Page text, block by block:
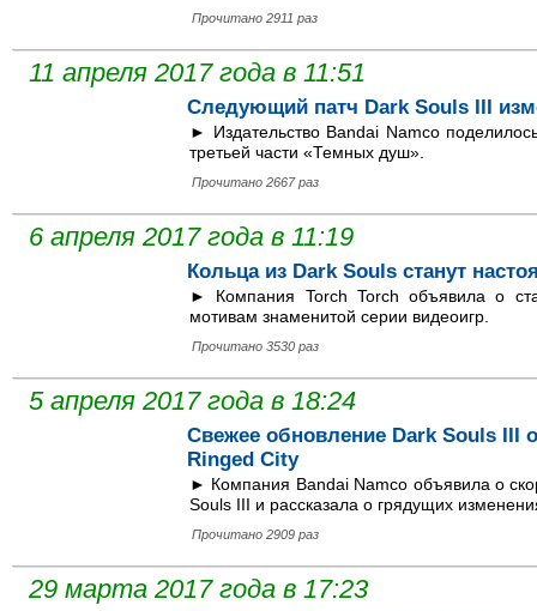
Прочитано 2911 раз
11 апреля 2017 года в 11:51
Следующий патч Dark Souls III
► Издательство Bandai Namco
третьей части «Темных душ».
Прочитано 2667 раз
6 апреля 2017 года в 11:19
Кольца из Dark Souls станут
► Компания Torch Torch объявила о
мотивам знаменитой серии видеоигр.
Прочитано 3530 раз
5 апреля 2017 года в 18:24
Свежее обновление Dark Souls III
Ringed City
► Компания Bandai Namco объявила о
Souls III и рассказала о грядущих
Прочитано 2909 раз
29 марта 2017 года в 17:23